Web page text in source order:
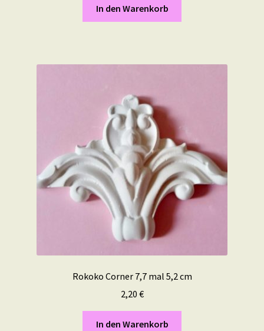
In den Warenkorb
Rokoko Corner 7,7 mal 5,2 cm
2,20 €
In den Warenkorb